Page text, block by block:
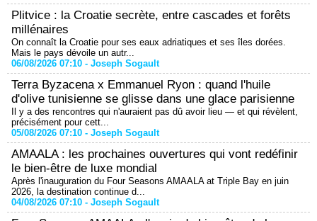
Plitvice : la Croatie secrète, entre cascades et forêts
millénaires
On connaît la Croatie pour ses eaux adriatiques et ses îles dorées.
Mais le pays dévoile un autr...
06/08/2026 07:10 - Joseph Sogault
Terra Byzacena x Emmanuel Ryon : quand l'huile
d'olive tunisienne se glisse dans une glace parisienne
Il y a des rencontres qui n'auraient pas dû avoir lieu — et qui révèlent,
précisément pour cett...
05/08/2026 07:10 - Joseph Sogault
AMAALA : les prochaines ouvertures qui vont redéfinir
le bien-être de luxe mondial
Après l'inauguration du Four Seasons AMAALA at Triple Bay en juin
2026, la destination continue d...
04/08/2026 07:10 - Joseph Sogault